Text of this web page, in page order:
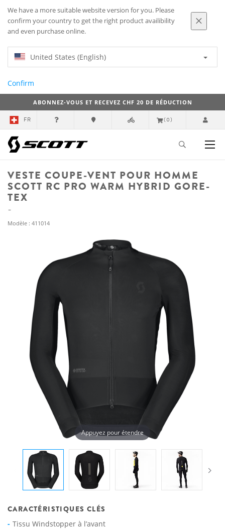
We have a more suitable website version for you. Please
confirm your country to get the right product availibility
and even purchase online.
United States (English)
Confirm
ABONNEZ-VOUS ET RECEVEZ CHF 20 DE RÉDUCTION
FR (0)
VESTE COUPE-VENT POUR HOMME
SCOTT RC PRO WARM HYBRID GORE-
TEX
Modèle : 411014
Appuyez pour étendre
CARACTÉRISTIQUES CLÉS
Tissu Windstopper à l’avant